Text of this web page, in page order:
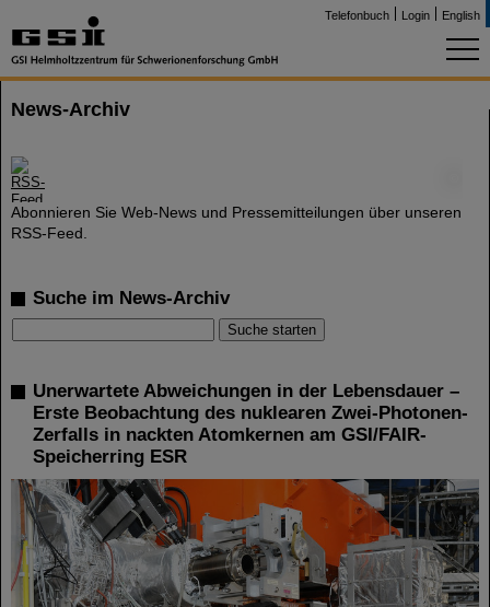
Telefonbuch Login English
News-Archiv
Abonnieren Sie Web-News und Pressemitteilungen über unseren
RSS-Feed.
Suche im News-Archiv
Unerwartete Abweichungen in der Lebensdauer –
Erste Beobachtung des nuklearen Zwei-Photonen-
Zerfalls in nackten Atomkernen am GSI/FAIR-
Speicherring ESR